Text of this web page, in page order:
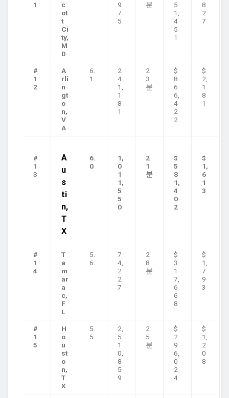
1
c
ot
t
Ci
ty,
M
D
9
7
5
분
5
1,
4
5
1
8
2
7
#
1
2
A
rli
n
gt
o
n,
V
A
6.
1
2
4
1,
1
8
1
2
3
분
$
8
6
6,
4
2
2
$
2,
1
8
1
#
1
3
A
u
s
ti
n,
T
X
6.
0
1,
0
1
1,
5
5
0
2
1
분
$
5
8
1,
4
0
2
$
1,
6
1
3
#
1
4
T
a
m
ar
a
c,
F
L
5.
6
7
4,
2
2
7
2
8
분
$
3
1
7,
6
6
8
$
1,
7
9
3
#
1
5
H
o
u
st
o
n,
T
X
5.
5
2,
5
1
0,
8
5
9
2
5
분
$
2
9
6,
0
2
4
$
1,
2
0
8